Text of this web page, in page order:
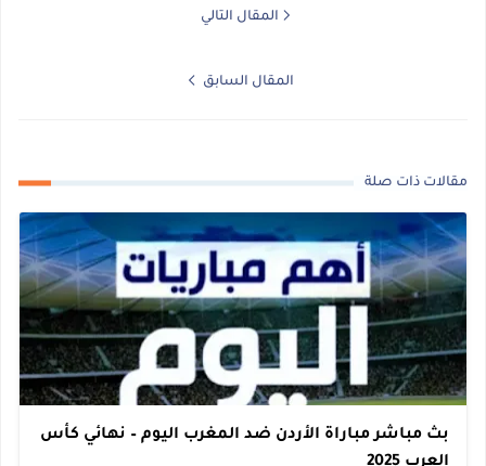
المقال التالي
المقال السابق
مقالات ذات صلة
بث مباشر مباراة الأردن ضد المغرب اليوم – نهائي كأس
العرب 2025